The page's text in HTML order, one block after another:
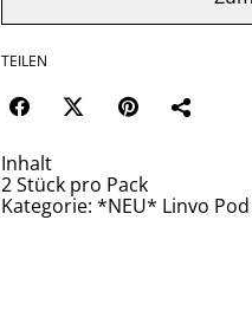
TEILEN
Inhalt
2 Stück pro Pack
Kategorie: *NEU* Linvo